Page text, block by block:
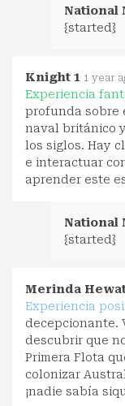
National
{started}
Knight 1 1 year
Experiencia
profunda sobre
naval británico
los siglos. Hay
e interactuar
aprender este
National
{started}
Merinda
Experiencia
decepcionante.
descubrir que
Primera Flota
colonizar
¡nadie sabía